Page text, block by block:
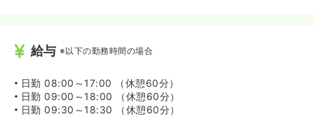
給与 ※以下の勤務時間の場合
日勤 08:00～17:00 （休憩60分）
日勤 09:00～18:00 （休憩60分）
日勤 09:30～18:30 （休憩60分）